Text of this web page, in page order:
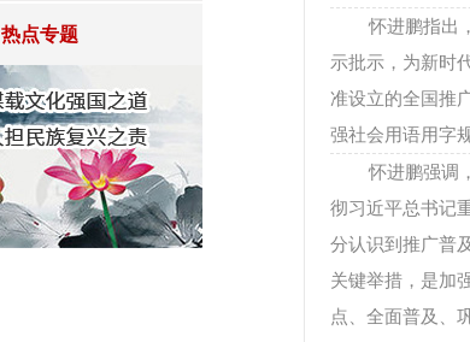
热点专题
怀进鹏指出
示批示，为新时
准设立的全国推
强社会用语用字
怀进鹏强调
彻习近平总书记
分认识到推广普
关键举措，是加
点、全面普及、